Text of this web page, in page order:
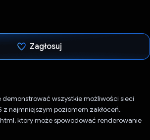
Zagłosuj
demonstrować wszystkie możliwości sieci
z najmniejszym poziomem zakłóceń.
który może spowodować renderowanie